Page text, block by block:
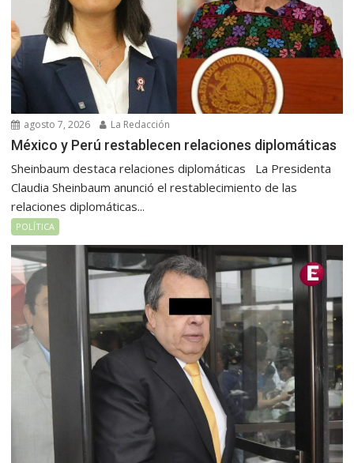
agosto 7, 2026 La Redacción
México y Perú restablecen relaciones diplomáticas
Sheinbaum destaca relaciones diplomáticas La Presidenta
Claudia Sheinbaum anunció el restablecimiento de las
relaciones diplomáticas...
POLÍTICA